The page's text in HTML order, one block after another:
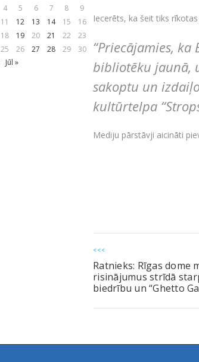
Iecerēts, ka šeit tiks
“Priecājamies,
bibliotēku jaunā,
sakoptu un
kultūrtelpa
Mediju pārstāvji aicināti
<<<
Ratnieks: Rīgas dome
risinājumus strīdā
biedrību un “Ghetto
4 5 6 7 8
9
11 12 13 14 15
16
18 19 20 21 22
23
25 26 27 28 29
30
Jūl »